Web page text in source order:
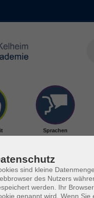
Sprachen
sind kleine
des Nutzers
werden. Ihr
genannt wird. Wenn